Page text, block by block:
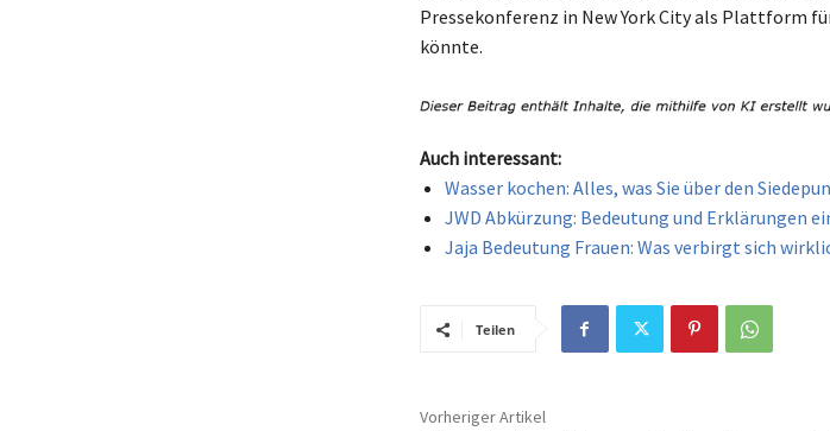
Pressekonferenz in New York City als Plattform
könnte.
Auch interessant:
Wasser kochen: Alles, was Sie über den
JWD Abkürzung: Bedeutung und Erklärungen
Jaja Bedeutung Frauen: Was verbirgt sich
Teilen
Vorheriger Artikel